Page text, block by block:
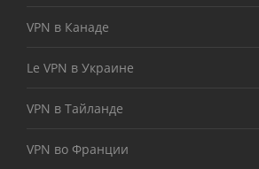
VPN в Канаде
Le VPN в Украине
VPN в Тайланде
VPN во Франции